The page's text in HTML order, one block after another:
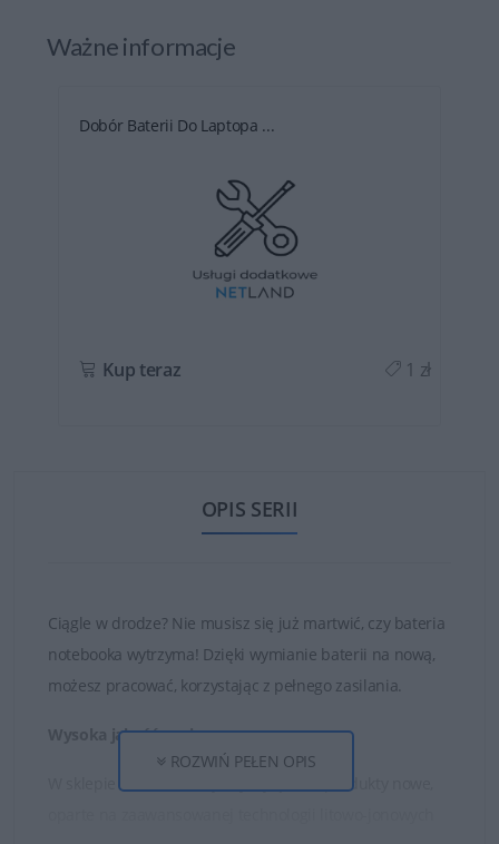
Ważne informacje
Dobór Baterii Do Laptopa ...
Kup teraz 1 zł
OPIS SERII
Ciągle w drodze? Nie musisz się już martwić, czy bateria
notebooka wytrzyma! Dzięki wymianie baterii na nową,
możesz pracować, korzystając z pełnego zasilania.
Wysoka jakość ogniw
W sklepie DELL24 oferujemy wyłącznie produkty nowe,
ROZWIŃ PEŁEN OPIS